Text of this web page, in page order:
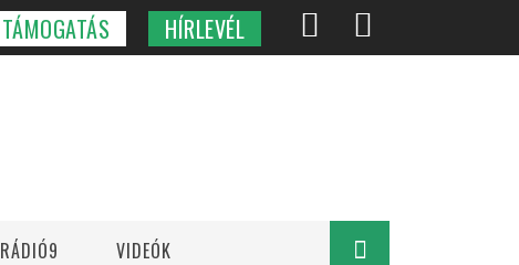
TÁMOGATÁS HÍRLEVÉL
RÁDIÓ9 VIDEÓK